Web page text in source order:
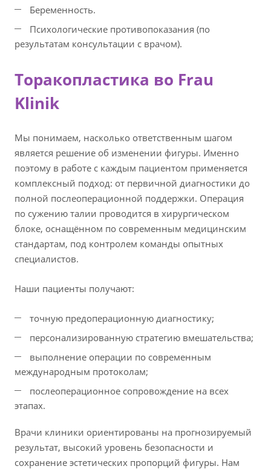
Беременность.
Психологические противопоказания (по
результатам консультации с врачом).
Торакопластика во Frau
Klinik
Мы понимаем, насколько ответственным шагом
является решение об изменении фигуры. Именно
поэтому в работе с каждым пациентом применяется
комплексный подход: от первичной диагностики до
полной послеоперационной поддержки. Операция
по сужению талии проводится в хирургическом
блоке, оснащённом по современным медицинским
стандартам, под контролем команды опытных
специалистов.
Наши пациенты получают:
точную предоперационную диагностику;
персонализированную стратегию вмешательства;
выполнение операции по современным
международным протоколам;
послеоперационное сопровождение на всех
этапах.
Врачи клиники ориентированы на прогнозируемый
результат, высокий уровень безопасности и
сохранение эстетических пропорций фигуры. Нам